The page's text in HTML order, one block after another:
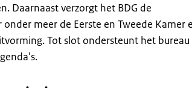
Daarnaast verzorgt het BDG de
meer de Eerste en Tweede Kamer
Tot slot ondersteunt het bureau